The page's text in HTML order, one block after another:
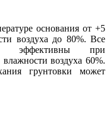
основания от +5
воздуха до 80%. Все
эффективны при
воздуха 60%.
грунтовки может